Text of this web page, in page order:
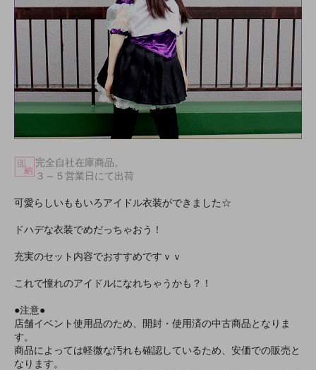
完全自社在庫商品。
３～５営業日にて出荷
可愛らしいももいろアイドル衣装ができました☆
ドハデな衣装でめだっちゃおう！
充実のセット内容でおすすめですｖｖ
これで憧れのアイドルになれちゃうかも？！
●注意●
店舗イベント使用品のため、開封・使用済の中古商品となりま
す。
商品によっては軽微な汚れも確認しているため、安価での販売と
なります。